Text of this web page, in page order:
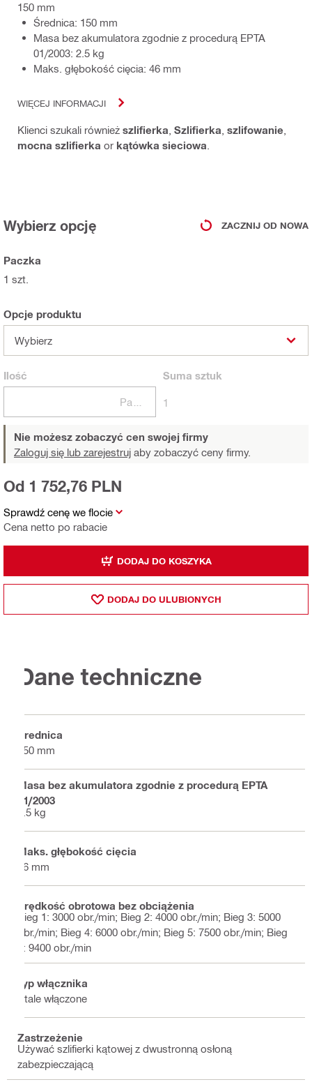
150 mm
Średnica: 150 mm
Masa bez akumulatora zgodnie z procedurą EPTA
01/2003: 2.5 kg
Maks. głębokość cięcia: 46 mm
WIĘCEJ INFORMACJI
Klienci szukali również szlifierka Szlifierka szlifowanie
mocna szlifierka or kątówka sieciowa
Wybierz opcję ZACZNIJ OD NOWA
Paczka
1 szt.
Opcje produktu
Wybierz
Ilość Suma sztuk
1
Nie możesz zobaczyć cen swojej firmy
Zaloguj się lub zarejestruj aby zobaczyć ceny firmy.
Sprawdź cenę we flocie
Cena netto po rabacie
Od 1 752,76 PLN
DODAJ DO KOSZYKA
DODAJ DO ULUBIONYCH
Dane techniczne
Średnica
150 mm
Masa bez akumulatora zgodnie z procedurą EPTA
01/2003
2.5 kg
Maks. głębokość cięcia
46 mm
Prędkość obrotowa bez obciążenia
Bieg 1: 3000 obr./min; Bieg 2: 4000 obr./min; Bieg 3: 5000
obr./min; Bieg 4: 6000 obr./min; Bieg 5: 7500 obr./min; Bieg
6: 9400 obr./min
Typ włącznika
Stale włączone
Zastrzeżenie
Używać szlifierki kątowej z dwustronną osłoną
zabezpieczającą